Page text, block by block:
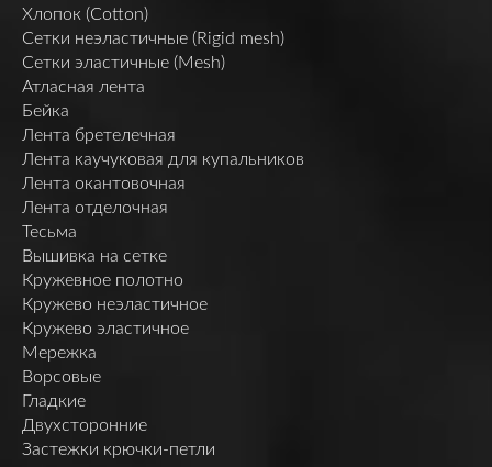
Хлопок (Cotton)
Сетки неэластичные (Rigid mesh)
Сетки эластичные (Mesh)
Атласная лента
Бейка
Лента бретелечная
Лента каучуковая для купальников
Лента окантовочная
Лента отделочная
Тесьма
Вышивка на сетке
Кружевное полотно
Кружево неэластичное
Кружево эластичное
Мережка
Ворсовые
Гладкие
Двухсторонние
Застежки крючки-петли